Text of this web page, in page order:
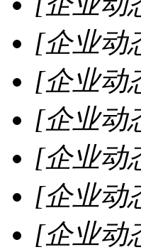
[企业动
[企业动
[企业动
[企业动
[企业动
[企业动